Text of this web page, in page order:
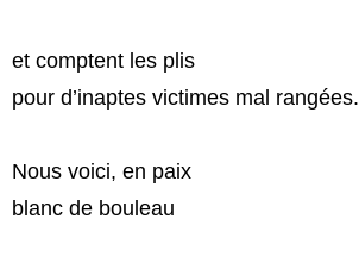
et comptent les plis
pour d’inaptes victimes mal rangées.
Nous voici, en paix
blanc de bouleau